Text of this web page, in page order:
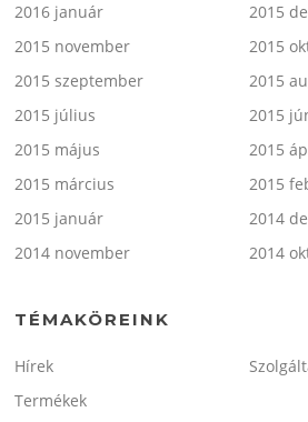
2016 január
2015
2015 november
2015
2015 szeptember
2015
2015 július
2015
2015 május
2015
2015 március
2015
2015 január
2014
2014 november
2014
TÉMAKÖREINK
Hírek
Termékek